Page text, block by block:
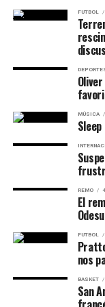
✅
al día
✅
por
✅
los
— Juventud
La
el primer parcial.
temprano y
de rupturas, pero
cuando su rival
Después, la
primeros dos
FUTBOL
MÚSICA
REMO
El
FUTBOL
nos
BASKET
San